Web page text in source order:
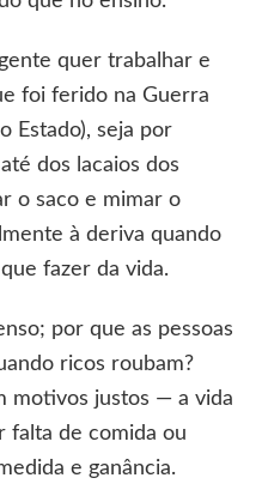
quer trabalhar e
foi ferido na Guerra
Estado), seja por
dos lacaios dos
o saco e mimar o
à deriva quando
fazer da vida.
por que as pessoas
ricos roubam?
motivos justos — a vida
falta de comida ou
e ganância.